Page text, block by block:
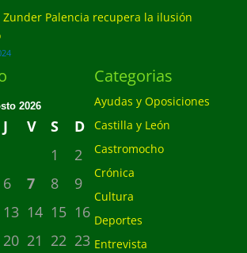
Zunder Palencia recupera la ilusión
2026
J V S
D
1
2
6 7 8
9
13 14 15 16
20 21 22 23
Categorias
Ayudas y Oposiciones
Castilla y León
Castromocho
Crónica
Cultura
Deportes
Entrevista